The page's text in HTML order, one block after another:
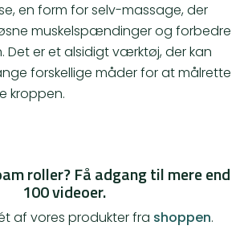
en form for selv-massage, der
muskelspændinger og forbedre
Det er et alsidigt værktøj, der kan
forskellige måder for at målrette
kroppen.
roller? Få adgang til mere end
100 videoer.
af vores produkter fra shoppen.